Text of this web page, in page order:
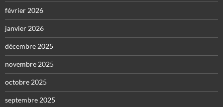
février 2026
janvier 2026
décembre 2025
novembre 2025
octobre 2025
septembre 2025